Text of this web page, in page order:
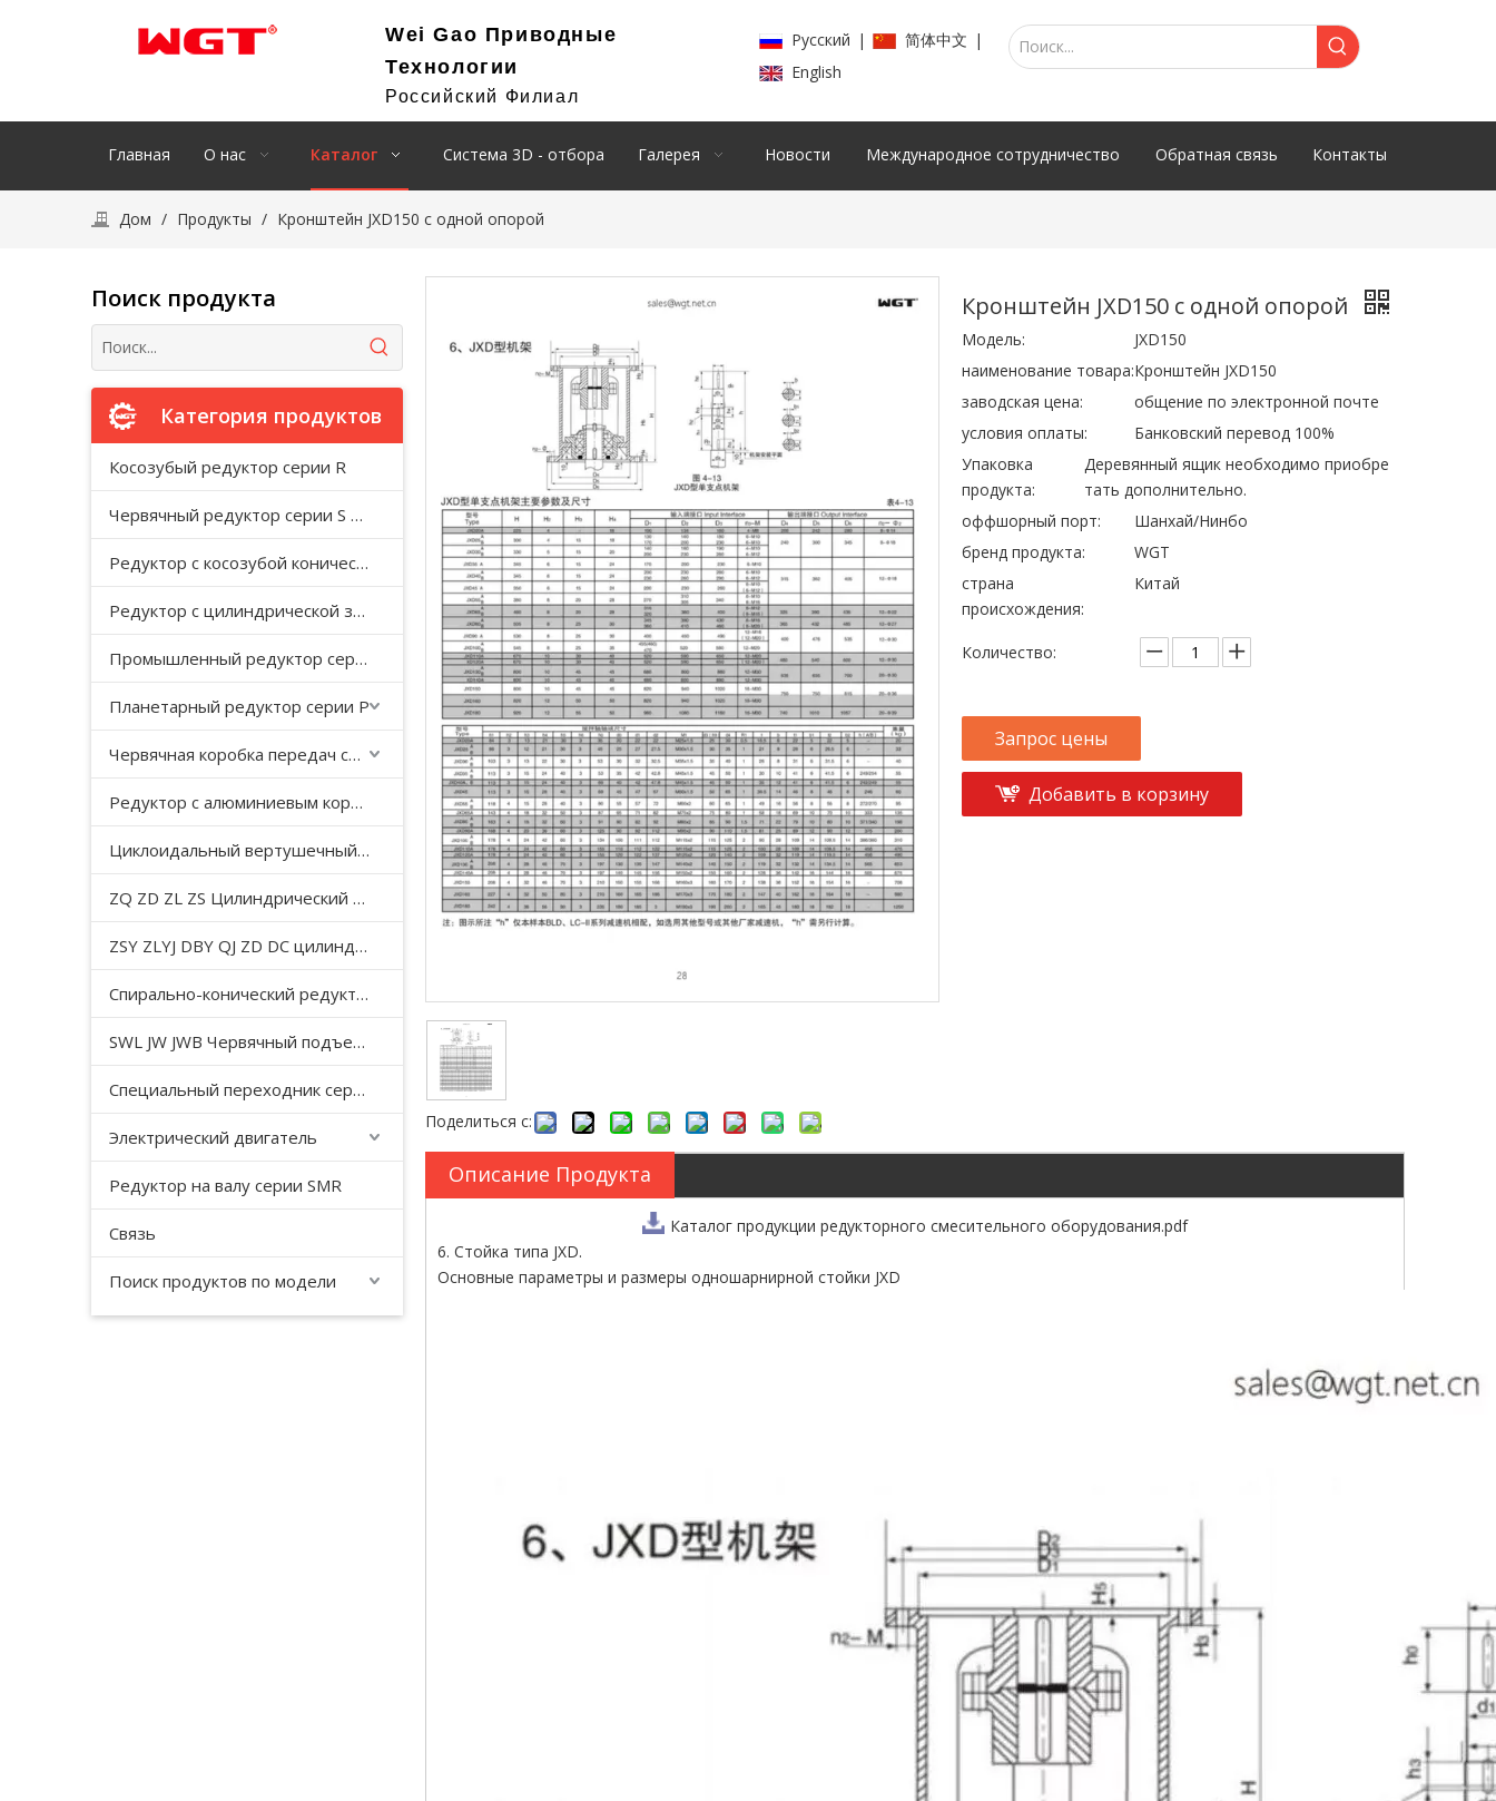
Wei Gao Приводные
Технологии
Российский Филиал
Pусский | 简体中文 |
English
Главная О нас Каталог Система 3D - отбора Галерея Новости Международное сотрудничество Обратная связь Контакты
Дом / Продукты / Кронштейн JXD150 с одной опорой
Поиск продукта
Категория продуктов
Косозубый редуктор серии R
Червячный редуктор серии S с косозубой передачей
Редуктор с косозубой конической передачей серии K
Редуктор с цилиндрической зубчатой ​​передачей серии F с параллельным валом
Промышленный редуктор серии HB
Планетарный редуктор серии P
Червячная коробка передач серии WP
Редуктор с алюминиевым корпусом серии NMRV
Циклоидальный вертушечный редуктор B/X
ZQ ZD ZL ZS Цилиндрический редуктор с мягкой поверхностью зуба
ZSY ZLYJ DBY QJ ZD DC цилиндрический зубчатый редуктор средней твердости с поверхностью зуба
Спирально-конический редуктор серии T
SWL JW JWB Червячный подъемный домкрат серии JWM
Специальный переходник серии YHJ для безгравитационного смесителя
Электрический двигатель
Редуктор на валу серии SMR
Связь
Поиск продуктов по модели
Поделиться с:
Кронштейн JXD150 с одной опорой
Модель:
JXD150
наименование товара:Кронштейн JXD150
заводская цена:
общение по электронной почте
условия оплаты:
Банковский перевод 100%
Упаковка
продукта:
Деревянный ящик необходимо приобре
тать дополнительно.
оффшорный порт:
Шанхай/Нинбо
бренд продукта:
WGT
страна
происхождения:
Китай
Количество:
Запрос цены
Добавить в корзину
Описание Продукта
Каталог продукции редукторного смесительного оборудования.pdf
6. Стойка типа JXD.
Основные параметры и размеры одношарнирной стойки JXD